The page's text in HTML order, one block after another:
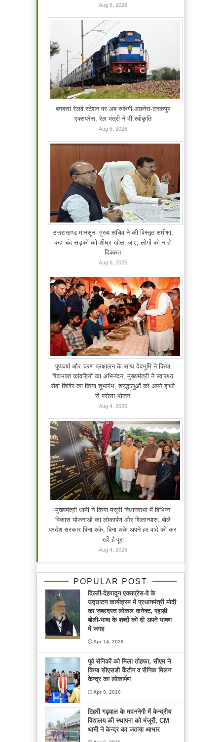
Aug 6, 2026
बनबसा रेलवे स्टेशन पर अब रुकेगी अछनेरा-टनकपुर
एक्सप्रेस, रेल मंत्री ने दी स्वीकृति
Aug 6, 2026
उत्तराखण्ड मानसून- मुख्य सचिव ने की विस्तृत समीक्षा,
कहा बंद सड़कों को शीघ्र खोला जाए, लोगों को न हो
दिक्कत
Aug 6, 2026
पुष्पवर्षा और चरण प्रक्षालन के साथ देवभूमि ने किया
शिवभक्त कांवड़ियों का अभिनंदन, मुख्यमंत्री ने स्वास्थ्य
सेवा शिविर का किया शुभारंभ, श्रद्धालुओं को अपने हाथों
से परोसा भोजन
Aug 4, 2026
मुख्यमंत्री धामी ने किया मसूरी विधानसभा में विभिन्न
विकास योजनाओं का लोकार्पण और शिलान्यास, बोले
प्रदेश सरकार बिना रुके, बिना थके अपने हर वादे को कर
रही है पूरा
Aug 4, 2026
POPULAR POST
दिल्ली-देहरादून एक्सप्रेस-वे के
उद्घाटन कार्यक्रम में प्रधानमंत्री मोदी
का जबरदस्त लोकल कनेक्ट, पहाड़ी
बोली-भाषा के शब्दों को दी अपने भाषण
में जगह
Apr 14, 2026
पूर्व सैनिकों को मिला तोहफा, सीएम ने
किया सीएसडी कैंटीन व सैनिक मिलन
केन्द्र का लोकार्पण
Apr 9, 2026
टिहरी गढ़वाल के मदननेगी में केन्द्रीय
विद्यालय की स्थापना को मंजूरी, CM
धामी ने केन्द्र का जताया आभार